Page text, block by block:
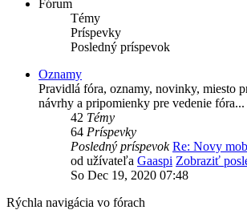
Fórum
Témy
Príspevky
Posledný príspevok
Oznamy
Pravidlá fóra, oznamy, novinky, miesto
návrhy a pripomienky pre vedenie fóra...
42 Témy
64 Príspevky
Posledný príspevok Re: Novy
od užívateľa Gaaspi Zobraziť
So Dec 19, 2020 07:48
Rýchla navigácia vo fórach